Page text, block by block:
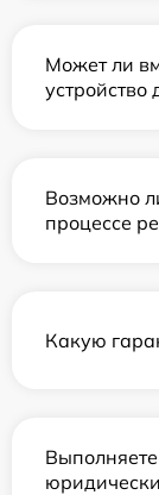
Может ли
устройство
Возможно
процессе
Какую